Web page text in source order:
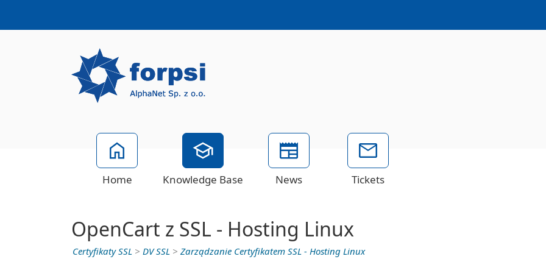
Home Knowledge Base News Tickets
OpenCart z SSL - Hosting Linux
Certyfikaty SSL > DV SSL > Zarządzanie Certyfikatem SSL - Hosting Linux